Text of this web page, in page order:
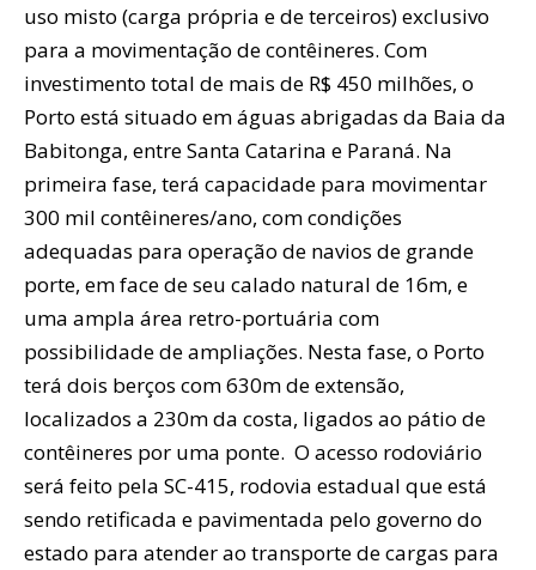
uso misto (carga própria e de terceiros) exclusivo
para a movimentação de contêineres. Com
investimento total de mais de R$ 450 milhões, o
Porto está situado em águas abrigadas da Baia da
Babitonga, entre Santa Catarina e Paraná. Na
primeira fase, terá capacidade para movimentar
300 mil contêineres/ano, com condições
adequadas para operação de navios de grande
porte, em face de seu calado natural de 16m, e
uma ampla área retro-portuária com
possibilidade de ampliações. Nesta fase, o Porto
terá dois berços com 630m de extensão,
localizados a 230m da costa, ligados ao pátio de
contêineres por uma ponte. O acesso rodoviário
será feito pela SC-415, rodovia estadual que está
sendo retificada e pavimentada pelo governo do
estado para atender ao transporte de cargas para